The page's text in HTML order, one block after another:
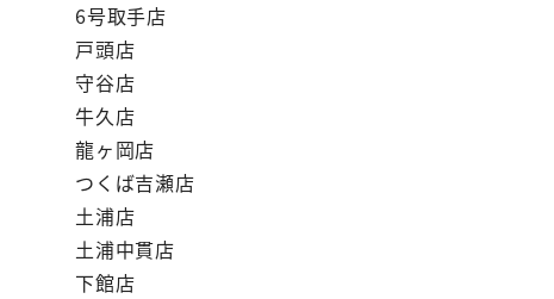
6号取手店
戸頭店
守谷店
牛久店
龍ヶ岡店
つくば吉瀬店
土浦店
土浦中貫店
下館店